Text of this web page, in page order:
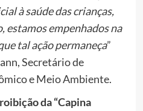
à saúde das crianças,
estamos empenhados na
tal ação permaneça”
Secretário de
e Meio Ambiente.
da “Capina